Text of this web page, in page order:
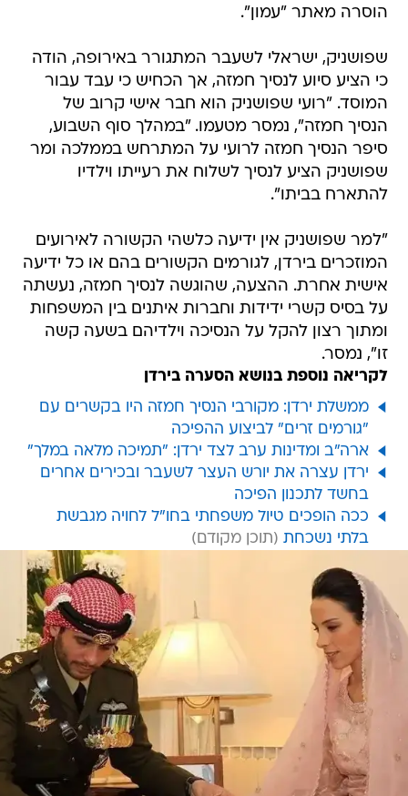
הוסרה מאתר "עמון".
שפושניק, ישראלי לשעבר המתגורר באירופה, הודה
כי הציע סיוע לנסיך חמזה, אך הכחיש כי עבד עבור
המוסד. "רועי שפושניק הוא חבר אישי קרוב של
הנסיך חמזה", נמסר מטעמו. "במהלך סוף השבוע,
סיפר הנסיך חמזה לרועי על המתרחש בממלכה ומר
שפושניק הציע לנסיך לשלוח את רעייתו וילדיו
להתארח בביתו".
"למר שפושניק אין ידיעה כלשהי הקשורה לאירועים
המוזכרים בירדן, לגורמים הקשורים בהם או כל ידיעה
אישית אחרת. ההצעה, שהוגשה לנסיך חמזה, נעשתה
על בסיס קשרי ידידות וחברות איתנים בין המשפחות
ומתוך רצון להקל על הנסיכה וילדיהם בשעה קשה
זו", נמסר.
לקריאה נוספת בנושא הסערה בירדן
ממשלת ירדן: מקורבי הנסיך חמזה היו בקשרים עם
"גורמים זרים" לביצוע ההפיכה
ארה"ב ומדינות ערב לצד ירדן: "תמיכה מלאה במלך"
ירדן עצרה את יורש העצר לשעבר ובכירים אחרים
בחשד לתכנון הפיכה
ככה הופכים טיול משפחתי בחו"ל לחויה מגבשת
בלתי נשכחת